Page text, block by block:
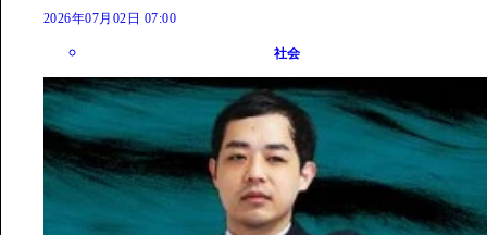
2026年07月02日 07:00
社会